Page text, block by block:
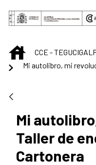
Saltar al contenido
INICIO
CCE -
Mi
Taller de
Cartonera